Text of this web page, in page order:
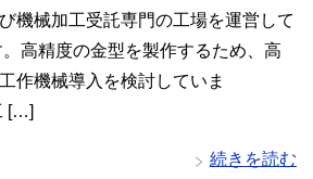
機械加工受託専門の工場を運営して
高精度の金型を製作するため、高
作機械導入を検討していま
[…]
続きを読む